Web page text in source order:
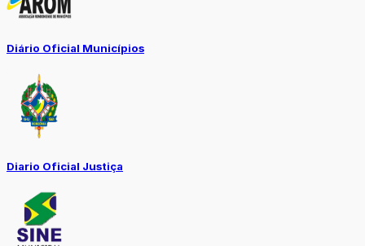
Diário Oficial Municípios
Diario Oficial Justiça